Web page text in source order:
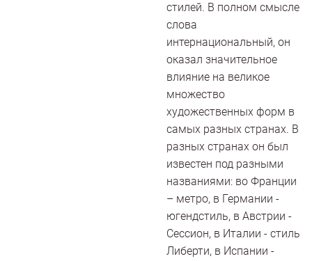
стилей. В полном смысле
слова
интернациональный, он
оказал значительное
влияние на великое
множество
художественных форм в
самых разных странах. В
разных странах он был
известен под разными
названиями: во Франции
– метро, в Германии -
югендстиль, в Австрии -
Сессион, в Италии - стиль
Либерти, в Испании -